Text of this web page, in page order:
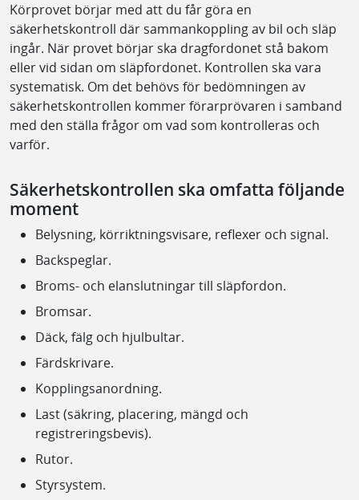
Körprovet börjar med att du får göra en
säkerhetskontroll där sammankoppling av bil och släp
ingår. När provet börjar ska dragfordonet stå bakom
eller vid sidan om släpfordonet. Kontrollen ska vara
systematisk. Om det behövs för bedömningen av
säkerhetskontrollen kommer förarprövaren i samband
med den ställa frågor om vad som kontrolleras och
varför.
Säkerhetskontrollen ska omfatta följande
moment
Belysning, körriktningsvisare, reflexer och signal.
Backspeglar.
Broms- och elanslutningar till släpfordon.
Bromsar.
Däck, fälg och hjulbultar.
Färdskrivare.
Kopplingsanordning.
Last (säkring, placering, mängd och
registreringsbevis).
Rutor.
Styrsystem.